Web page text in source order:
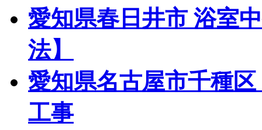
愛知県春日井市 浴室
法】
愛知県名古屋市千種
工事